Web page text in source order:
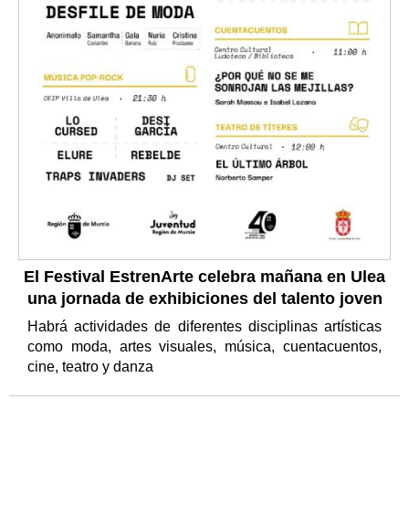
El Festival EstrenArte celebra mañana en Ulea
una jornada de exhibiciones del talento joven
Habrá actividades de diferentes disciplinas artísticas
como moda, artes visuales, música, cuentacuentos,
cine, teatro y danza